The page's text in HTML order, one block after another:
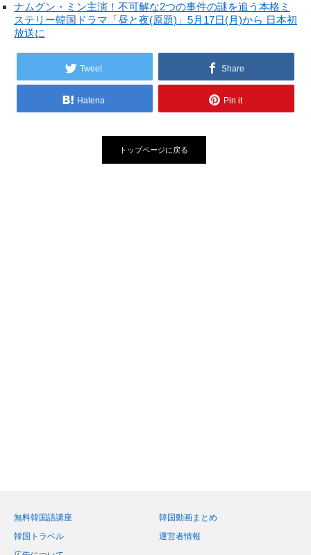
ナムグン・ミン主演！不可解な2つの事件の謎を追う本格ミ
ステリー韓国ドラマ「昼と夜(原題)」5月17日(月)から 日本初
放送に
Tweet Share
Hatena Pin it
トップページに戻る
無料韓国語講座
韓国動画まとめ
韓国トラベル
運営者情報